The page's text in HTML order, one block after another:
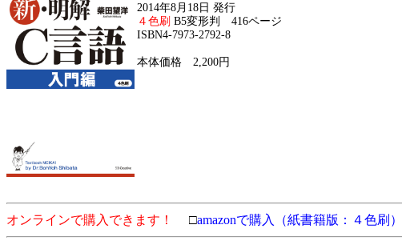
2014年8月18日 発行
４色刷 B5変形判 416ページ
ISBN4-7973-2792-8
本体価格 2,200円
オンラインで購入できます！ □amazonで購入（紙書籍版：４色刷）